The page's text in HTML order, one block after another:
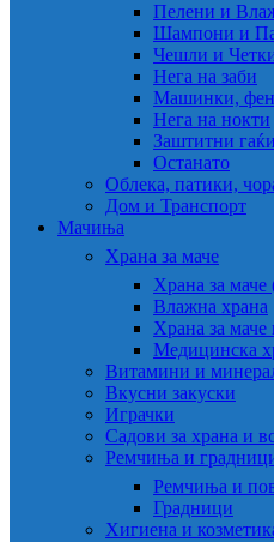
Пелени и
Шампони и
Чешли и
Нега на заби
Машинки,
Нега на нокти
Заштитни
Останато
Облека, патики,
Дом и Транспорт
Мачиња
Храна за маче
Храна за маче
Влажна храна
Храна за маче
Медицинска
Витамини и
Вкусни закуски
Играчки
Садови за храна и
Ремчиња и
Ремчиња и
Градници
Хигиена и